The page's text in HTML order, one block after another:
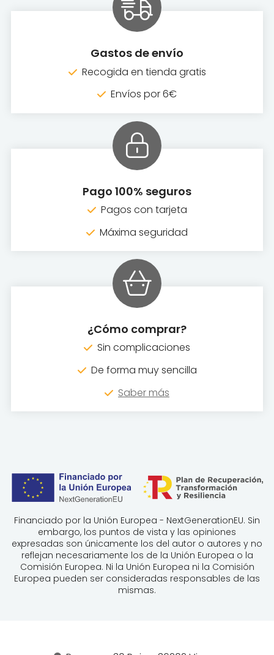
Gastos de envío
Recogida en tienda gratis
Envíos por 6€
Pago 100% seguros
Pagos con tarjeta
Máxima seguridad
¿Cómo comprar?
Sin complicaciones
De forma muy sencilla
Saber más
Financiado por la Unión Europea - NextGenerationEU. Sin
embargo, los puntos de vista y las opiniones
expresadas son únicamente los del autor o autores y no
reflejan necesariamente los de la Unión Europea o la
Comisión Europea. Ni la Unión Europea ni la Comisión
Europea pueden ser consideradas responsables de las
mismas.